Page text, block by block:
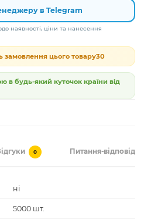
в Telegram
наявності, ціни та нанесення
замовлення цього товару30
в будь-який куточок країни від
0 Питання-відповідь
ні
5000 шт.